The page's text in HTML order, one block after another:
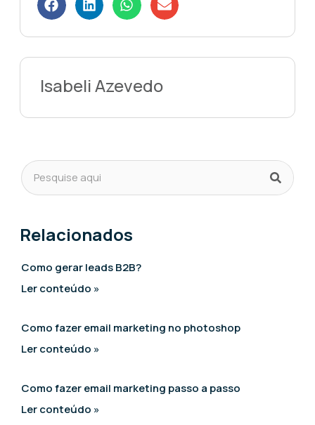
Isabeli Azevedo
Relacionados
Como gerar leads B2B?
Ler conteúdo »
Como fazer email marketing no photoshop
Ler conteúdo »
Como fazer email marketing passo a passo
Ler conteúdo »